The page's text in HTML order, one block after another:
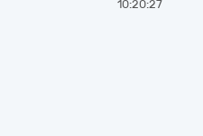
10:20:27